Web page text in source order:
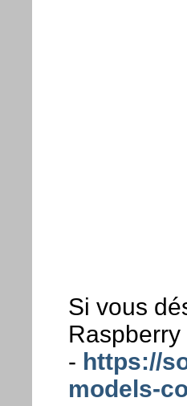
Si vous
- https://
models-